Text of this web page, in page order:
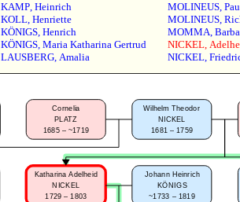
KAMP, Heinrich
KOLL, Henriette
KÖNIGS, Henrich
KÖNIGS, Maria Katharina Gertrud
LAUSBERG, Amalia
MOLINEUS,
MOLINEUS,
MOMMA,
NICKEL,
NICKEL,
Wilhelm Theodor
NICKEL
1681 – 1759
Johann Heinrich
KÖNIGS
~1733 – 1819
Katharina Adelheid
NICKEL
1729 – 1803
Cornelia
PLATZ
1685 – ~1719